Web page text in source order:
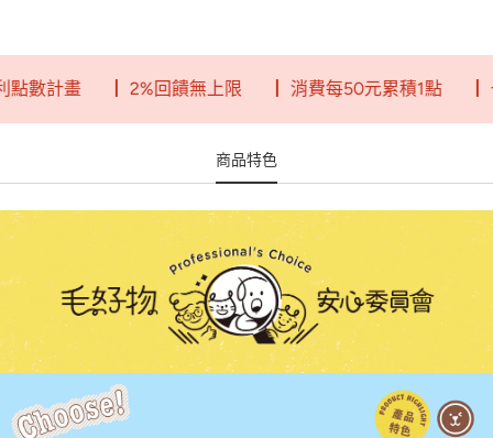
畫 ┃ 2%回饋無上限 ┃ 消費每50元累積1點 ┃ 一點
商品特色